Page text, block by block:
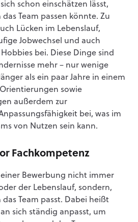
schon einschätzen lässt,
Team passen könnte. Zu
Lücken im Lebenslauf,
Jobwechsel und auch
bei. Diese Dinge sind
mehr – nur wenige
als ein paar Jahre in einem
sowie
außerdem zur
bei, was im
von Nutzen sein kann.
Fachkompetenz
Bewerbung nicht immer
der Lebenslauf, sondern,
Team passt. Dabei heißt
sich ständig anpasst, um